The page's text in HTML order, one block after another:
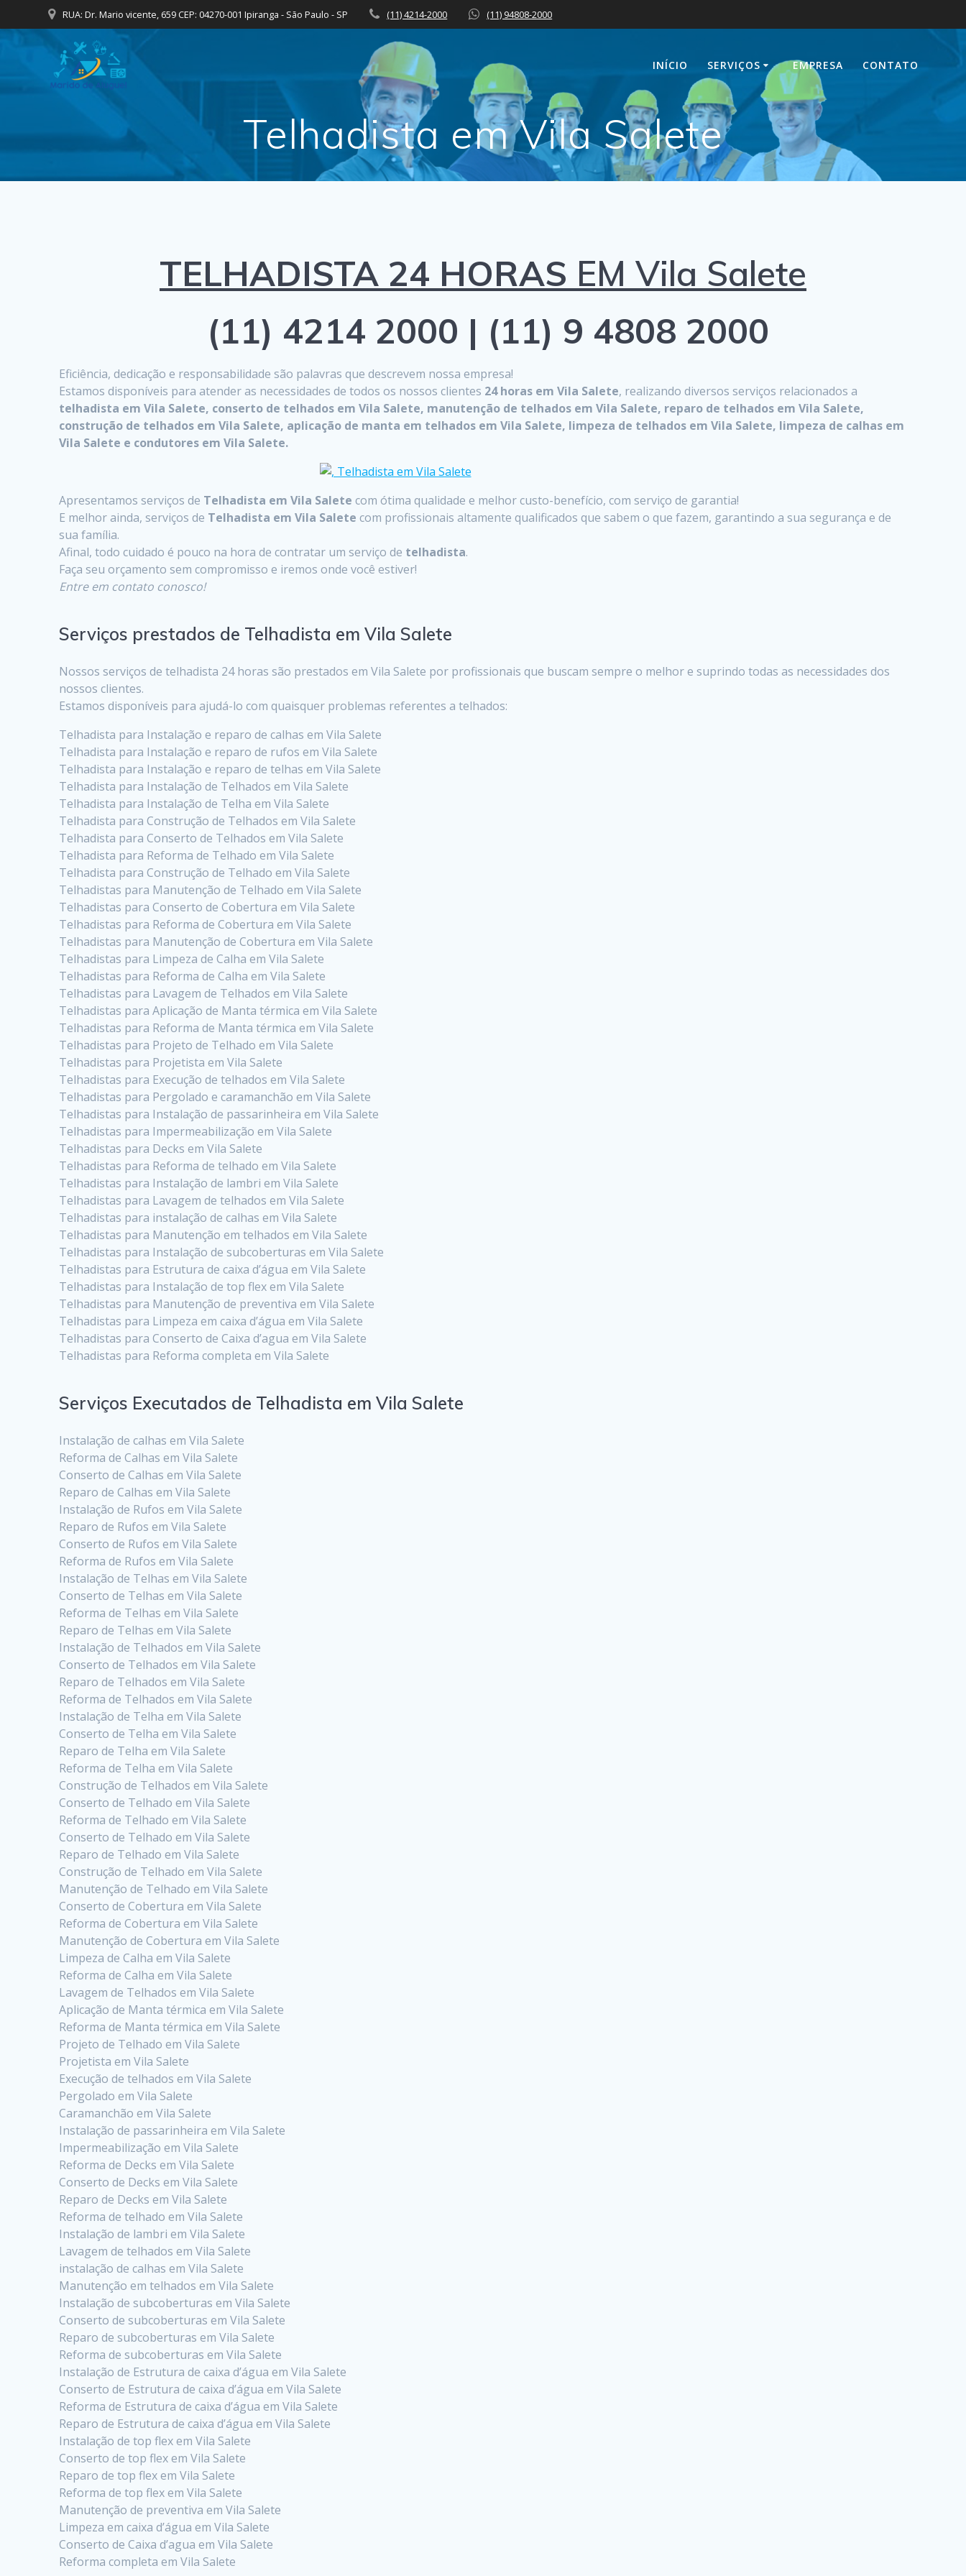
to
RUA: Dr. Mario vicente, 659 CEP: 04270-001 Ipiranga - São Paulo - SP (11) 4214-2000 (11) 94808-2000
INÍCIO SERVIÇOS EMPRESA CONTATO
Telhadista em Vila Salete
TELHADISTA 24 HORAS EM Vila Salete
(11) 4214 2000 | (11) 9 4808 2000
Eficiência, dedicação e responsabilidade são palavras que descrevem nossa empresa!
Estamos disponíveis para atender as necessidades de todos os nossos clientes 24 horas em Vila Salete, realizando diversos serviços relacionados a
telhadista em Vila Salete, conserto de telhados em Vila Salete, manutenção de telhados em Vila Salete, reparo de telhados em Vila Salete,
construção de telhados em Vila Salete, aplicação de manta em telhados em Vila Salete, limpeza de telhados em Vila Salete, limpeza de calhas em
Vila Salete e condutores em Vila Salete.
Apresentamos serviços de Telhadista em Vila Salete com ótima qualidade e melhor custo-benefício, com serviço de garantia!
E melhor ainda, serviços de Telhadista em Vila Salete com profissionais altamente qualificados que sabem o que fazem, garantindo a sua segurança e de
sua família.
Afinal, todo cuidado é pouco na hora de contratar um serviço de telhadista.
Faça seu orçamento sem compromisso e iremos onde você estiver!
Entre em contato conosco!
Serviços prestados de Telhadista em Vila Salete
Nossos serviços de telhadista 24 horas são prestados em Vila Salete por profissionais que buscam sempre o melhor e suprindo todas as necessidades dos
nossos clientes.
Estamos disponíveis para ajudá-lo com quaisquer problemas referentes a telhados:
Telhadista para Instalação e reparo de calhas em Vila Salete
Telhadista para Instalação e reparo de rufos em Vila Salete
Telhadista para Instalação e reparo de telhas em Vila Salete
Telhadista para Instalação de Telhados em Vila Salete
Telhadista para Instalação de Telha em Vila Salete
Telhadista para Construção de Telhados em Vila Salete
Telhadista para Conserto de Telhados em Vila Salete
Telhadista para Reforma de Telhado em Vila Salete
Telhadista para Construção de Telhado em Vila Salete
Telhadistas para Manutenção de Telhado em Vila Salete
Telhadistas para Conserto de Cobertura em Vila Salete
Telhadistas para Reforma de Cobertura em Vila Salete
Telhadistas para Manutenção de Cobertura em Vila Salete
Telhadistas para Limpeza de Calha em Vila Salete
Telhadistas para Reforma de Calha em Vila Salete
Telhadistas para Lavagem de Telhados em Vila Salete
Telhadistas para Aplicação de Manta térmica em Vila Salete
Telhadistas para Reforma de Manta térmica em Vila Salete
Telhadistas para Projeto de Telhado em Vila Salete
Telhadistas para Projetista em Vila Salete
Telhadistas para Execução de telhados em Vila Salete
Telhadistas para Pergolado e caramanchão em Vila Salete
Telhadistas para Instalação de passarinheira em Vila Salete
Telhadistas para Impermeabilização em Vila Salete
Telhadistas para Decks em Vila Salete
Telhadistas para Reforma de telhado em Vila Salete
Telhadistas para Instalação de lambri em Vila Salete
Telhadistas para Lavagem de telhados em Vila Salete
Telhadistas para instalação de calhas em Vila Salete
Telhadistas para Manutenção em telhados em Vila Salete
Telhadistas para Instalação de subcoberturas em Vila Salete
Telhadistas para Estrutura de caixa d’água em Vila Salete
Telhadistas para Instalação de top flex em Vila Salete
Telhadistas para Manutenção de preventiva em Vila Salete
Telhadistas para Limpeza em caixa d’água em Vila Salete
Telhadistas para Conserto de Caixa d’agua em Vila Salete
Telhadistas para Reforma completa em Vila Salete
Serviços Executados de Telhadista em Vila Salete
Instalação de calhas em Vila Salete
Reforma de Calhas em Vila Salete
Conserto de Calhas em Vila Salete
Reparo de Calhas em Vila Salete
Instalação de Rufos em Vila Salete
Reparo de Rufos em Vila Salete
Conserto de Rufos em Vila Salete
Reforma de Rufos em Vila Salete
Instalação de Telhas em Vila Salete
Conserto de Telhas em Vila Salete
Reforma de Telhas em Vila Salete
Reparo de Telhas em Vila Salete
Instalação de Telhados em Vila Salete
Conserto de Telhados em Vila Salete
Reparo de Telhados em Vila Salete
Reforma de Telhados em Vila Salete
Instalação de Telha em Vila Salete
Conserto de Telha em Vila Salete
Reparo de Telha em Vila Salete
Reforma de Telha em Vila Salete
Construção de Telhados em Vila Salete
Conserto de Telhado em Vila Salete
Reforma de Telhado em Vila Salete
Conserto de Telhado em Vila Salete
Reparo de Telhado em Vila Salete
Construção de Telhado em Vila Salete
Manutenção de Telhado em Vila Salete
Conserto de Cobertura em Vila Salete
Reforma de Cobertura em Vila Salete
Manutenção de Cobertura em Vila Salete
Limpeza de Calha em Vila Salete
Reforma de Calha em Vila Salete
Lavagem de Telhados em Vila Salete
Aplicação de Manta térmica em Vila Salete
Reforma de Manta térmica em Vila Salete
Projeto de Telhado em Vila Salete
Projetista em Vila Salete
Execução de telhados em Vila Salete
Pergolado em Vila Salete
Caramanchão em Vila Salete
Instalação de passarinheira em Vila Salete
Impermeabilização em Vila Salete
Reforma de Decks em Vila Salete
Conserto de Decks em Vila Salete
Reparo de Decks em Vila Salete
Reforma de telhado em Vila Salete
Instalação de lambri em Vila Salete
Lavagem de telhados em Vila Salete
instalação de calhas em Vila Salete
Manutenção em telhados em Vila Salete
Instalação de subcoberturas em Vila Salete
Conserto de subcoberturas em Vila Salete
Reparo de subcoberturas em Vila Salete
Reforma de subcoberturas em Vila Salete
Instalação de Estrutura de caixa d’água em Vila Salete
Conserto de Estrutura de caixa d’água em Vila Salete
Reforma de Estrutura de caixa d’água em Vila Salete
Reparo de Estrutura de caixa d’água em Vila Salete
Instalação de top flex em Vila Salete
Conserto de top flex em Vila Salete
Reparo de top flex em Vila Salete
Reforma de top flex em Vila Salete
Manutenção de preventiva em Vila Salete
Limpeza em caixa d’água em Vila Salete
Conserto de Caixa d’agua em Vila Salete
Reforma completa em Vila Salete